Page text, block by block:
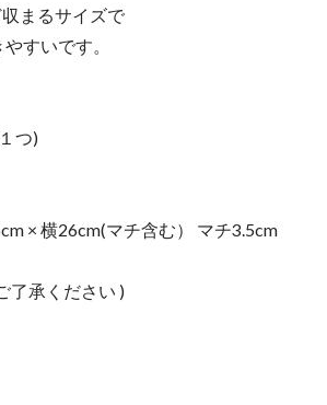
まるサイズで
すいです。
つ)
× 横26cm(マチ含む） マチ3.5cm
了承ください )